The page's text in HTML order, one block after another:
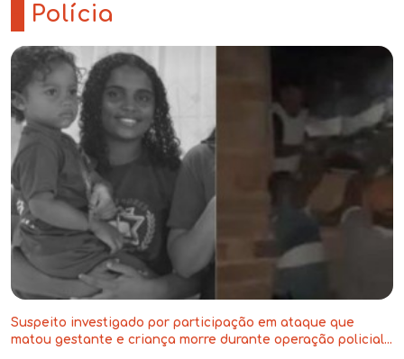
Polícia
Suspeito investigado por participação em ataque que
matou gestante e criança morre durante operação policial